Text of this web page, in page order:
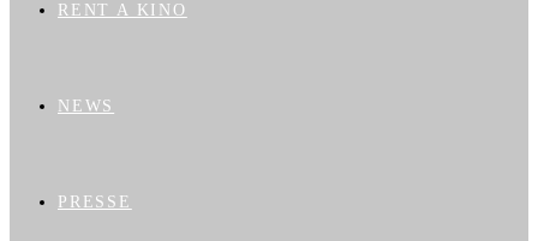
RENT A KINO
NEWS
PRESSE